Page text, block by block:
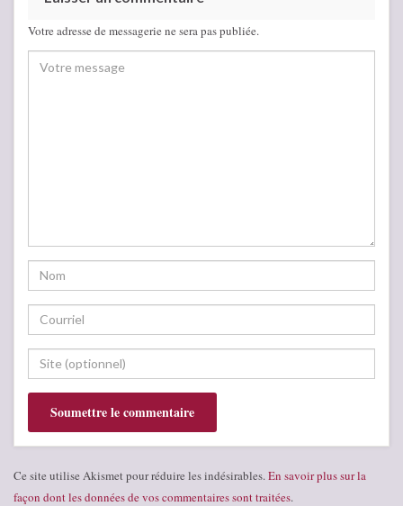
Votre adresse de messagerie ne sera pas publiée.
Ce site utilise Akismet pour réduire les indésirables. En savoir plus sur la
façon dont les données de vos commentaires sont traitées.